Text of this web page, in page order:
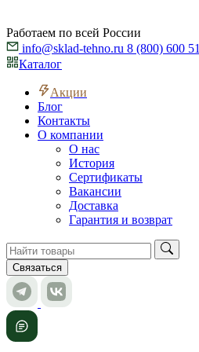
Работаем по всей России
info@sklad-tehno.ru 8 (800) 600
Каталог
Акции
Блог
Контакты
О компании
О нас
История
Сертификаты
Вакансии
Доставка
Гарантия и возврат
Связаться